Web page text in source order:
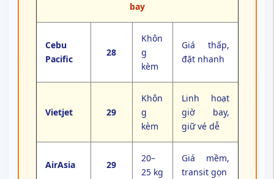
bay
Cebu
Pacific
28
Khôn
g
kèm
Giá thấp,
đặt nhanh
Vietjet 29
Khôn
g
kèm
Linh hoạt
giờ bay,
giữ vé dễ
AirAsia 29
20–
25 kg
Giá mềm,
transit gọn